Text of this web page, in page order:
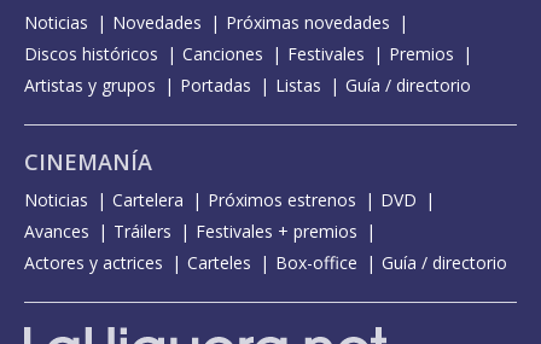
Noticias Novedades
Próximas novedades
Discos históricos
Canciones Festivales
Premios
Artistas y grupos
Portadas Listas Guía / directorio
CINEMANÍA
Noticias Cartelera Próximos estrenos
DVD
Avances
Tráilers
Festivales + premios
Actores y actrices
Carteles Box-office Guía / directorio